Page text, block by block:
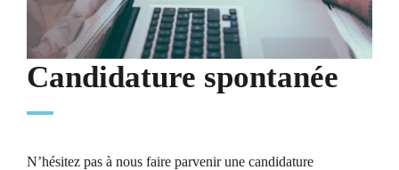
Candidature spontanée
N’hésitez pas à nous faire parvenir une candidature